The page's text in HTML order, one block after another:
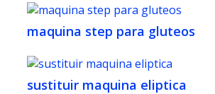
maquina step para gluteos
sustituir maquina eliptica